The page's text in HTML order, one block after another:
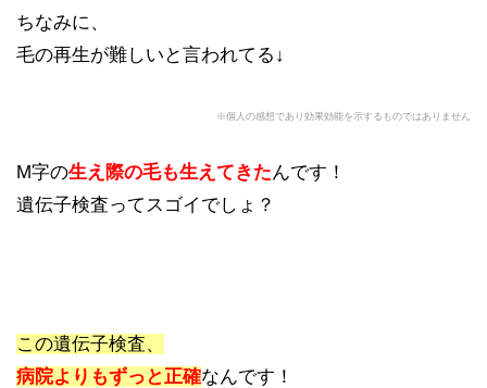
ちなみに、
毛の再生が難しいと言われてる↓
※個人の感想であり効果効能を示するものではありません
M字の生え際の毛も生えてきたんです！
遺伝子検査ってスゴイでしょ？
この遺伝子検査、
病院よりもずっと正確なんです！